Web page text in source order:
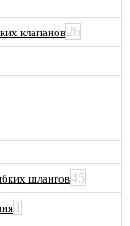
клапанов26
шлангов45
1